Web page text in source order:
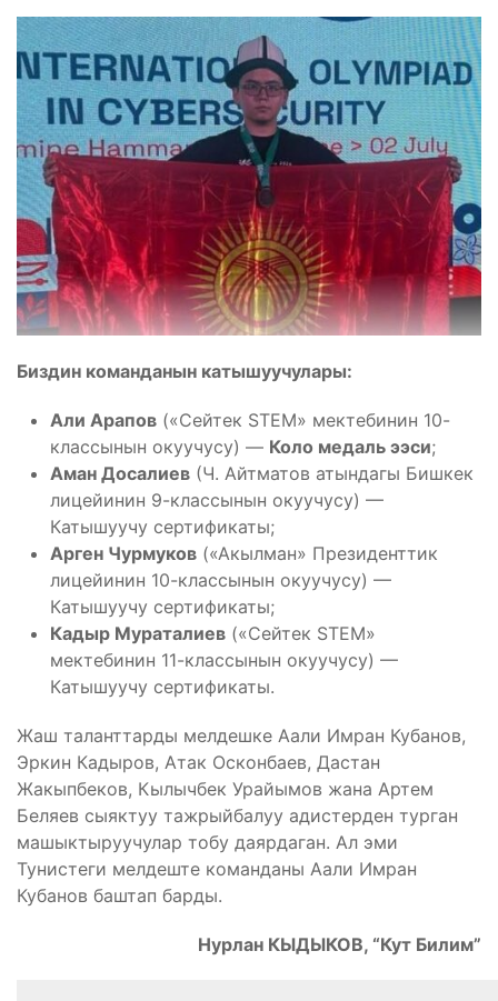
Биздин команданын катышуучулары:
Али Арапов («Сейтек STEM» мектебинин 10-
классынын окуучусу) — Коло медаль ээси;
Аман Досалиев (Ч. Айтматов атындагы Бишкек
лицейинин 9-классынын окуучусу) —
Катышуучу сертификаты;
Арген Чурмуков («Акылман» Президенттик
лицейинин 10-классынын окуучусу) —
Катышуучу сертификаты;
Кадыр Мураталиев («Сейтек STEM»
мектебинин 11-классынын окуучусу) —
Катышуучу сертификаты.
Жаш таланттарды мелдешке Аали Имран Кубанов,
Эркин Кадыров, Атак Осконбаев, Дастан
Жакыпбеков, Кылычбек Урайымов жана Артем
Беляев сыяктуу тажрыйбалуу адистерден турган
машыктыруучулар тобу даярдаган. Ал эми
Тунистеги мелдеште команданы Аали Имран
Кубанов баштап барды.
Нурлан КЫДЫКОВ, “Кут Билим”